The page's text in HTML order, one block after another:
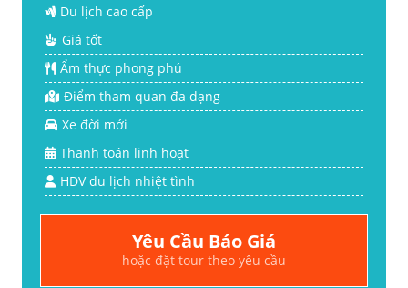
Du lịch cao cấp
Giá tốt
Ẩm thực phong phú
Điểm tham quan đa dạng
Xe đời mới
Thanh toán linh hoạt
HDV du lịch nhiệt tình
Yêu Cầu Báo Giá
hoặc đặt tour theo yêu cầu